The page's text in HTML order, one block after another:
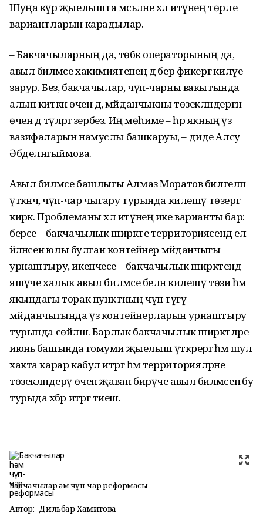
Шуңа күрә җыелышта мәсьәләне хәл итүнең төрле
вариантларын карадылар.
– Бакчачыларның да, төбәк операторының да,
авыл биләмәсе хакимиятенең дә бер фикергә килүе
зарур. Без, бакчачылар, чүп-чарны вакытында
алып киткән өчен дә, мәйданчыкны төзекләндергән
өчен дә түләргә әзербез. Иң мөһиме – һәр якның үз
вазифаларын намуслы башкаруы, – диде Алсу
Әбделнәгыймова.
Авыл биләмәсе башлыгы Алмаз Моратов билгеләп
үткәнчә, чүп-чар чыгару турында килешү төзергә
кирәк. Проблеманы хәл итүнең ике варианты бар:
берсе – бакчачылык ширкәте территориясендә ел
әйләнәсенә юлы булган контейнер мәйданчыгы
урнаштыру, икенчесе – бакчачылык ширкәтендә
яшәүче халык авыл биләмәсе белән килешү төзи һәм
якындагы торак пунктның чүп түгү
мәйданчыгында үз контейнерларын урнаштыру
турында сөйләшә. Барлык бакчачылык ширкәтләре
июнь башында гомуми җыелыш үткәрергә һәм шул
хакта карар кабул итәргә һәм территорияләрне
төзекләндерү өчен җавап бирүче авыл биләмәсенә бу
турыда хәбәр итәргә тиеш.
Бакчачылар һәм чүп-чар реформасы
Автор: Дильбар Хамитова